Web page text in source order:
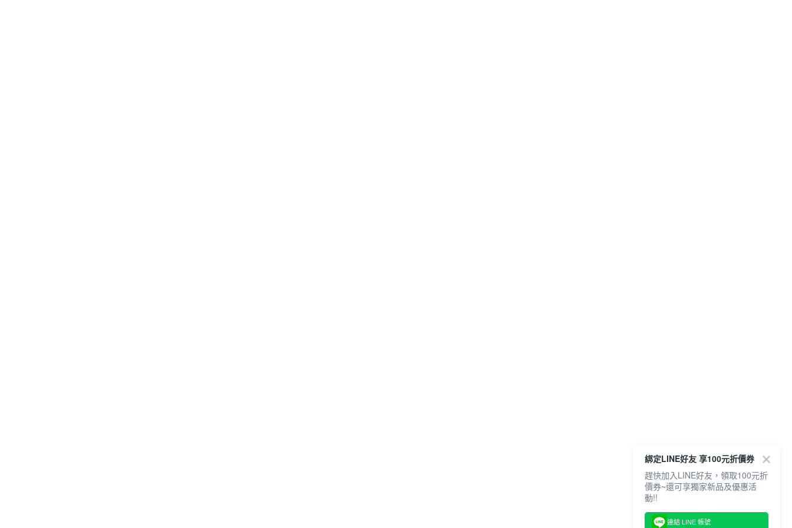
綁定LINE好友 享100元折價券
趕快加入LINE好友，領取100元折
價券~還可享獨家新品及優惠活
動!!
連結 LINE 帳號